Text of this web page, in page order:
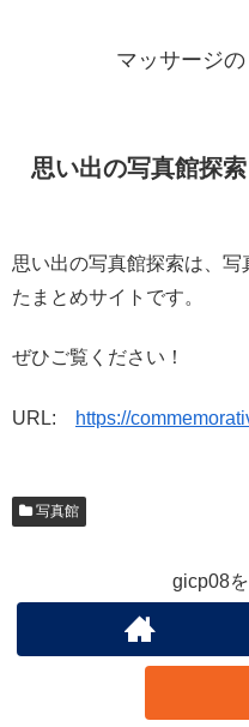
マッサージ
思い出の写真館探索
思い出の写真館探索は、
たまとめサイトです。
ぜひご覧ください！
URL: https://
写真館
gicp08